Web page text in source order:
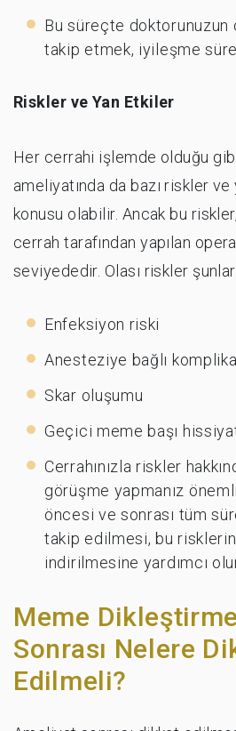
Bu süreçte
takip etmek, iyileşme
Riskler ve Yan Etkiler
Her cerrahi işlemde olduğu
ameliyatında da bazı riskler
konusu olabilir. Ancak bu
cerrah tarafından yapılan
seviyededir. Olası riskler
Enfeksiyon riski
Anesteziye bağlı
Skar oluşumu
Geçici meme başı
Cerrahınızla riskler
görüşme yapmanız
öncesi ve sonrası tüm
takip edilmesi, bu
indirilmesine yardımcı
Meme
Sonrası Nelere
Edilmeli?